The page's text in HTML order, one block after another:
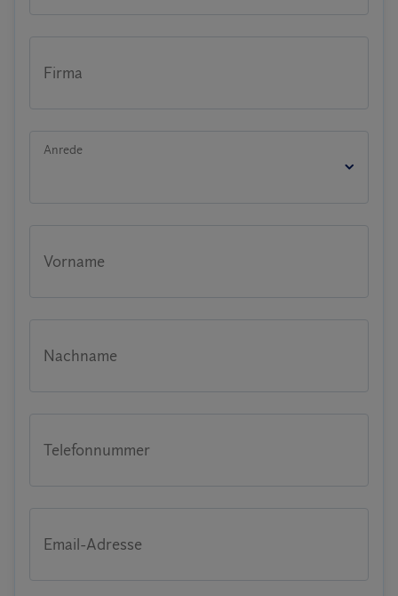
Firma
Anrede
Vorname
Nachname
Telefonnummer
Email-Adresse